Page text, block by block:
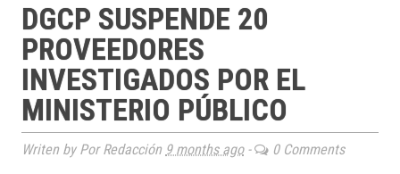
DGCP SUSPENDE 20
PROVEEDORES
INVESTIGADOS POR EL
MINISTERIO PÚBLICO
Writen by Por Redacción 9 months ago- 0 Comments